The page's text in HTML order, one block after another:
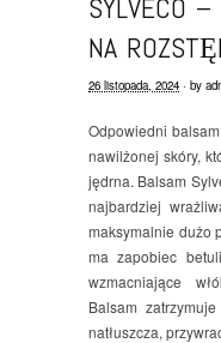
NA
26 listopada, 2024 · by
Odpowiedni
nawilżonej skóry,
jędrna. Balsam
najbardziej
maksymalnie dużo
ma zapobiec
wzmacniające
Balsam
natłuszcza,